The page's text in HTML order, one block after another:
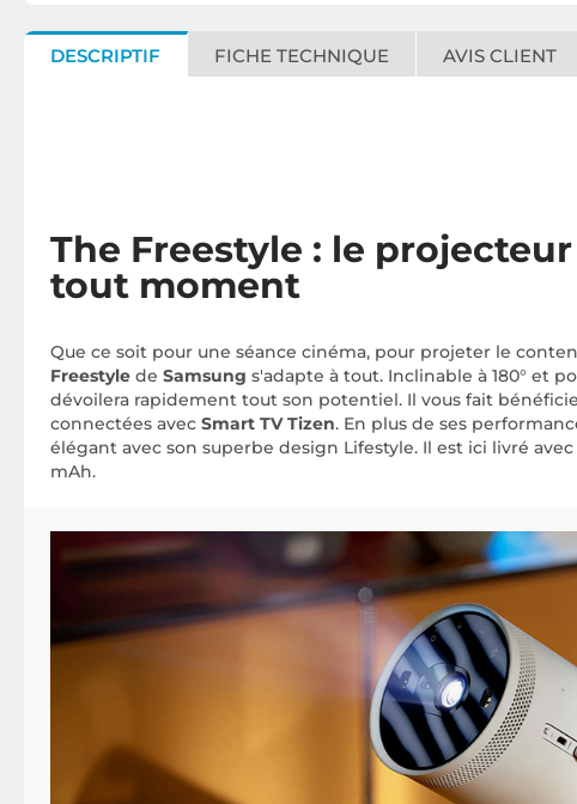
DESCRIPTIF FICHE TECHNIQUE AVIS CLIENT
The Freestyle : le
tout moment
Que ce soit pour une séance cinéma, pour projeter le
Freestyle de Samsung s'adapte à tout. Inclinable à 180° et
dévoilera rapidement tout son potentiel. Il vous fait
connectées avec Smart TV Tizen. En plus de ses
élégant avec son superbe design Lifestyle. Il est ici livré
mAh.